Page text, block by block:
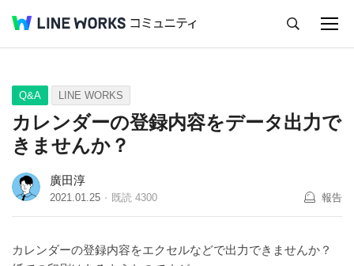
Q&A Tips Ideas
Q&A LINE WORKS
カレンダーの登録内容をデータ出力で
きませんか？
廣田淳
2021.01.25 既読 4300 報告
カレンダーの登録内容をエクセルなどで出力できませんか？